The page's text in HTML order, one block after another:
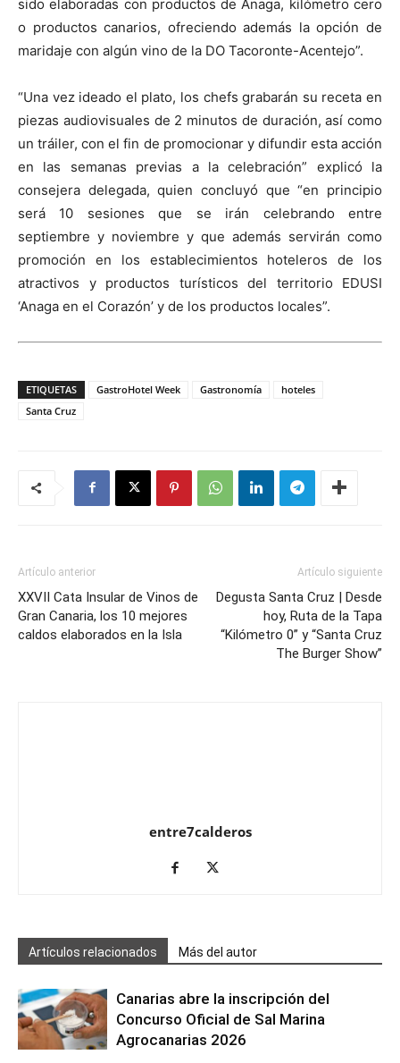
sido elaboradas con productos de Anaga, kilómetro cero
o productos canarios, ofreciendo además la opción de
maridaje con algún vino de la DO Tacoronte-Acentejo”.
“Una vez ideado el plato, los chefs grabarán su receta en
piezas audiovisuales de 2 minutos de duración, así como
un tráiler, con el fin de promocionar y difundir esta acción
en las semanas previas a la celebración” explicó la
consejera delegada, quien concluyó que “en principio
será 10 sesiones que se irán celebrando entre
septiembre y noviembre y que además servirán como
promoción en los establecimientos hoteleros de los
atractivos y productos turísticos del territorio EDUSI
‘Anaga en el Corazón’ y de los productos locales”.
ETIQUETAS GastroHotel Week Gastronomía
hoteles
Santa Cruz
Artículo anterior
XXVII Cata Insular de Vinos de
Gran Canaria, los 10 mejores
caldos elaborados en la Isla
Artículo siguiente
Degusta Santa Cruz | Desde
hoy, Ruta de la Tapa
“Kilómetro 0” y “Santa Cruz
The Burger Show”
entre7calderos
Artículos relacionados Más del autor
Canarias abre la inscripción del
Concurso Oficial de Sal Marina
Agrocanarias 2026